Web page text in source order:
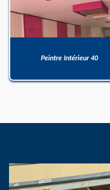
Peintre Intérieur 40